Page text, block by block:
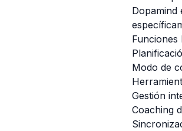
Dopamind
Funciones
Modo de
Gestión
Coaching